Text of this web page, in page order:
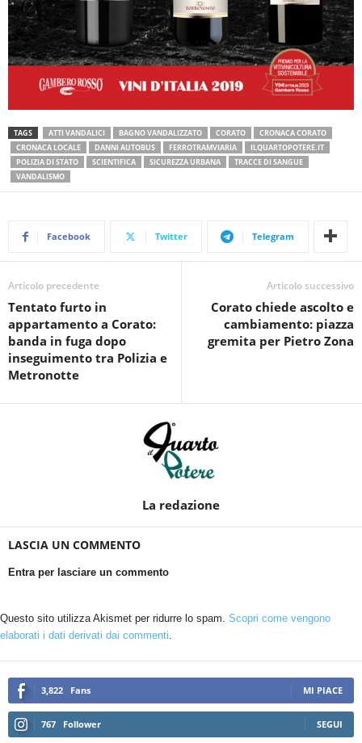
TAGS ATTI VANDALICI BAGNO VANDALIZZATO CORATO
CRONACA CORATO
CRONACA LOCALE
DANNI AUTOBUS FERROTRAMVIARIA
ILQUARTOPOTERE.IT
POLIZIA DI STATO
SCIENTIFICA SICUREZZA URBANA
TRACCE DI SANGUE
VANDALISMO
Facebook Twitter Telegram
Articolo precedente
Tentato furto in
appartamento a Corato:
banda in fuga dopo
inseguimento tra Polizia e
Metronotte
Articolo successivo
Corato chiede ascolto e
cambiamento: piazza
gremita per Pietro Zona
La redazione
LASCIA UN COMMENTO
Entra per lasciare un commento
Questo sito utilizza Akismet per ridurre lo spam. Scopri come vengono
elaborati i dati derivati dai commenti
3,822 Fans MI PIACE
767 Follower SEGUI